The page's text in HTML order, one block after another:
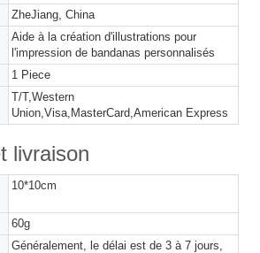
ZheJiang, China
Aide à la création d'illustrations pour
l'impression de bandanas personnalisés
1 Piece
T/T,Western
Union,Visa,MasterCard,American Express
livraison
10*10cm
60g
Généralement, le délai est de 3 à 7 jours,